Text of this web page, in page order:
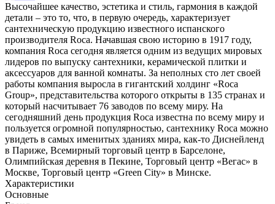
Высочайшее качество, эстетика и стиль, гармония в каждой
детали – это то, что, в первую очередь, характеризует
сантехническую продукцию известного испанского
производителя Roca. Начавшая свою историю в 1917 году,
компания Roca сегодня является одним из ведущих мировых
лидеров по выпуску сантехники, керамической плитки и
аксессуаров для ванной комнаты. За неполных сто лет своей
работы компания выросла в гигантский холдинг «Roca
Group», представительства которого открыты в 135 странах и
который насчитывает 76 заводов по всему миру. На
сегодняшний день продукция Roca известна по всему миру и
пользуется огромной популярностью, сантехнику Roca можно
увидеть в самых именитых зданиях мира, как-то Диснейленд
в Париже, Всемирный торговый центр в Барселоне,
Олимпийская деревня в Пекине, Торговый центр «Вегас» в
Москве, Торговый центр «Green City» в Минске.
Характеристики
Основные